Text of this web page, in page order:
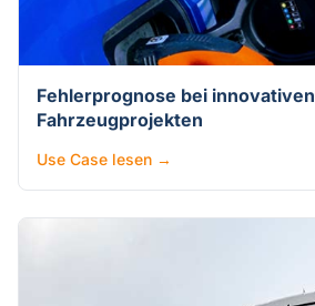
Fehlerprognose bei innovativen
Fahrzeugprojekten
Use Case lesen →